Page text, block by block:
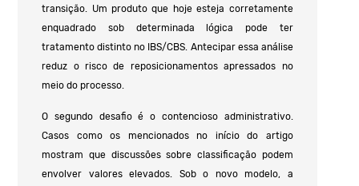
transição. Um produto que hoje esteja corretamente
enquadrado sob determinada lógica pode ter
tratamento distinto no IBS/CBS. Antecipar essa análise
reduz o risco de reposicionamentos apressados no
meio do processo.
O segundo desafio é o contencioso administrativo.
Casos como os mencionados no início do artigo
mostram que discussões sobre classificação podem
envolver valores elevados. Sob o novo modelo, a